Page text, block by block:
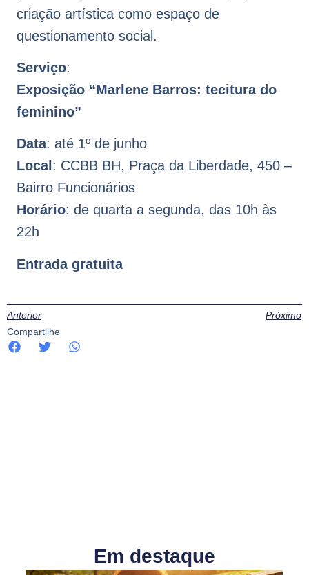
criação artística como espaço de
questionamento social.
Serviço:
Exposição “Marlene Barros: tecitura do
feminino”
Data: até 1º de junho
Local : CCBB BH, Praça da Liberdade, 450 –
Bairro Funcionários
Horário: de quarta a segunda, das 10h às
22h
Entrada gratuita
Anterior
Próximo
Compartilhe
Em destaque